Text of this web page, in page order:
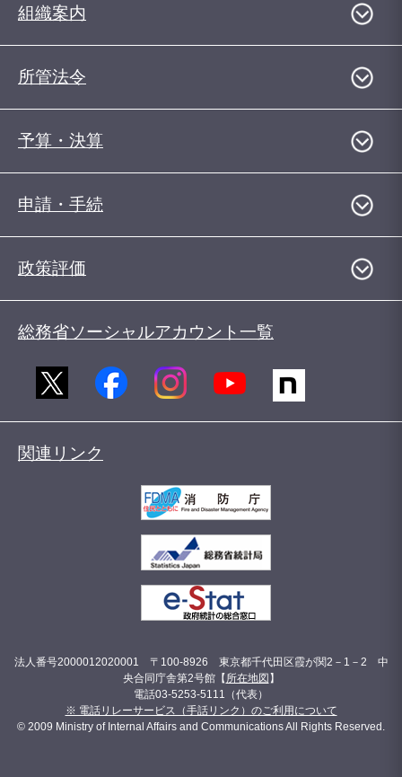
組織案内
所管法令
予算・決算
申請・手続
政策評価
総務省ソーシャルアカウント一覧
関連リンク
法人番号2000012020001 〒100-8926 東京都千代田区霞が関2－1－2 中
央合同庁舎第2号館【 所在地図 】
電話03-5253-5111（代表）
※ 電話リレーサービス（手話リンク）のご利用について
© 2009 Ministry of Internal Affairs and Communications All Rights Reserved.